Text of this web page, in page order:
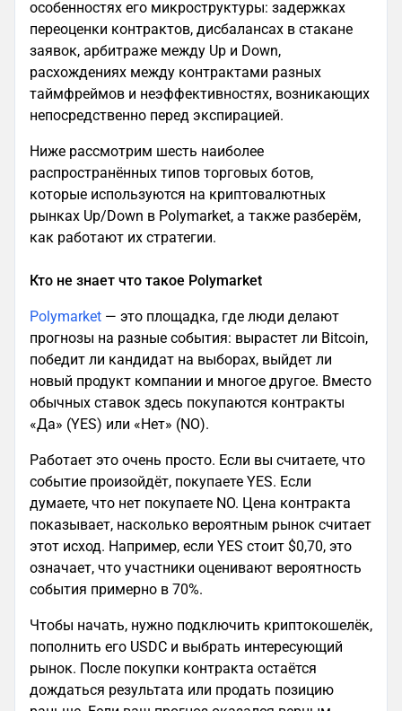
особенностях его микроструктуры: задержках
переоценки контрактов, дисбалансах в стакане
заявок, арбитраже между Up и Down,
расхождениях между контрактами разных
таймфреймов и неэффективностях, возникающих
непосредственно перед экспирацией.
Ниже рассмотрим шесть наиболее
распространённых типов торговых ботов,
которые используются на криптовалютных
рынках Up/Down в Polymarket, а также разберём,
как работают их стратегии.
Кто не знает что такое Polymarket
Polymarket — это площадка, где люди делают
прогнозы на разные события: вырастет ли Bitcoin,
победит ли кандидат на выборах, выйдет ли
новый продукт компании и многое другое. Вместо
обычных ставок здесь покупаются контракты
«Да» (YES) или «Нет» (NO).
Работает это очень просто. Если вы считаете, что
событие произойдёт, покупаете YES. Если
думаете, что нет покупаете NO. Цена контракта
показывает, насколько вероятным рынок считает
этот исход. Например, если YES стоит $0,70, это
означает, что участники оценивают вероятность
события примерно в 70%.
Чтобы начать, нужно подключить криптокошелёк,
пополнить его USDC и выбрать интересующий
рынок. После покупки контракта остаётся
дождаться результата или продать позицию